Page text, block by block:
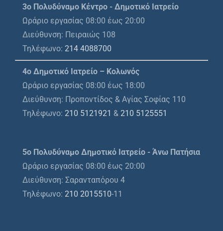
3ο Πολυδύναμο Κέντρο - Δημοτικό Ιατρείο
Ωράριο εργασίας 08:00 έως 20:00
Διεύθυνση: Πειραιώς 108
Τηλέφωνο: 214 4088700
4ο Δημοτικό Ιατρείο – Κολωνός
Ωράριο εργασίας 08:00 έως 18:00
Διεύθυνση: Προποντίδος & Αγίας Σοφίας 110
Τηλέφωνο: 210 5121921 & 210 5125551
5ο Πολυδύναμο Δημοτικό Ιατρείο - Άνω Πατήσια
Ωράριο εργασίας 08:00 έως 20:00
Διεύθυνση: Σαρανταπόρου 4
Τηλέφωνο: 210 2015510-11